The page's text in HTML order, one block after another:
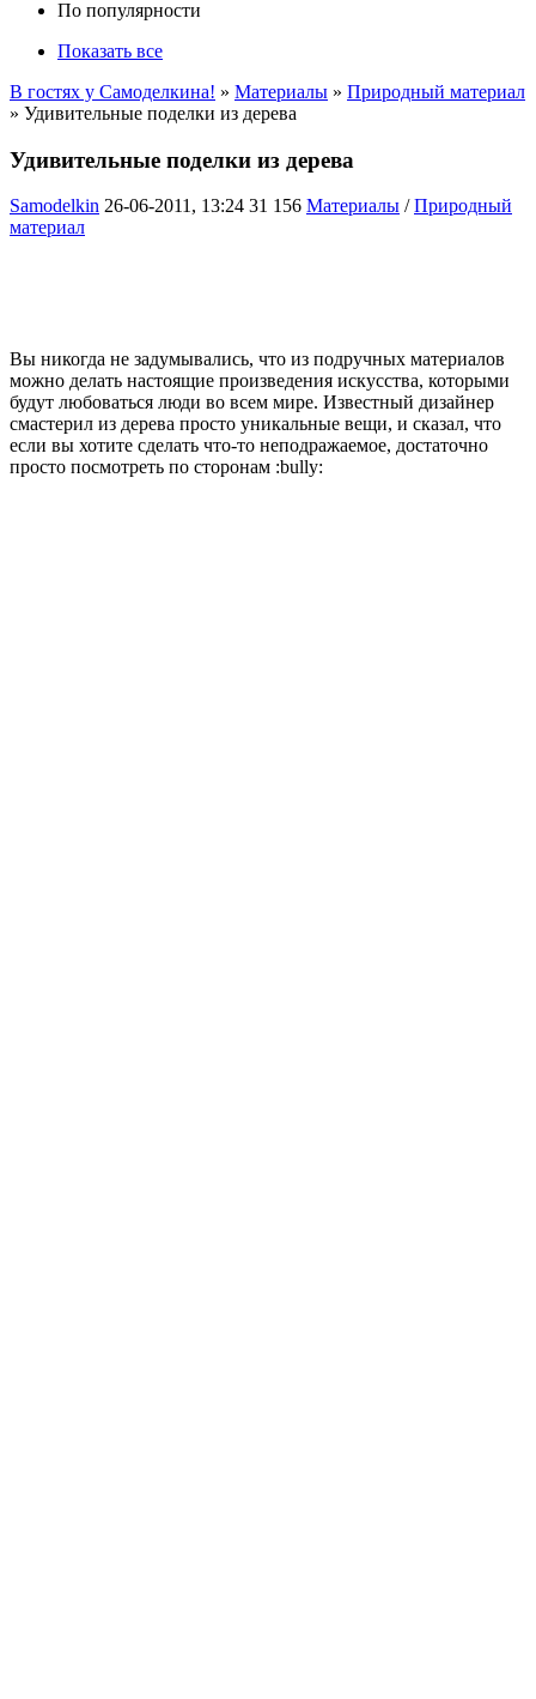
По популярности
Показать все
В гостях у Самоделкина! » Материалы » Природный материал
» Удивительные поделки из дерева
Удивительные поделки из дерева
Samodelkin 26-06-2011, 13:24 31 156 Материалы /Природный
материал
Вы никогда не задумывались, что из подручных материалов
можно делать настоящие произведения искусства, которыми
будут любоваться люди во всем мире. Известный дизайнер
смастерил из дерева просто уникальные вещи, и сказал, что
если вы хотите сделать что-то неподражаемое, достаточно
просто посмотреть по сторонам :bully: